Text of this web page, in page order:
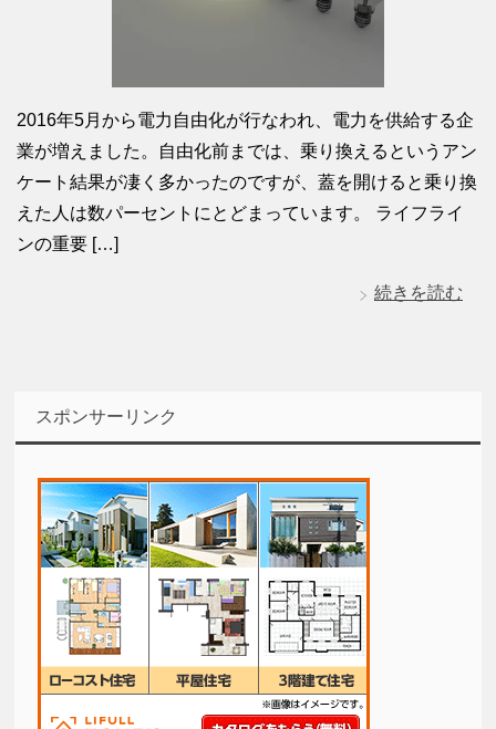
2016年5月から電力自由化が行なわれ、電力を供給する企
業が増えました。自由化前までは、乗り換えるというアン
ケート結果が凄く多かったのですが、蓋を開けると乗り換
えた人は数パーセントにとどまっています。 ライフライ
ンの重要 […]
続きを読む
スポンサーリンク